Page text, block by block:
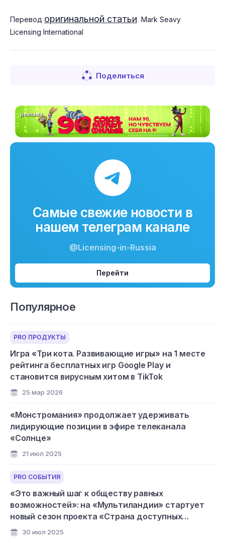
Перевод оригинальной статьи Mark Seavy
Licensing International
Поделиться
реклама
Самые свежие новости в
нашем телеграм канале
@Licensing-in-Russia
Перейти
Популярное
PRO ПРОДУКТЫ
Игра «Три кота. Развивающие игры» на 1 месте
рейтинга бесплатных игр Google Play и
становится вирусным хитом в TikTok
25 мар 2026
«Монстромания» продолжает удерживать
лидирующие позиции в эфире телеканала
«Солнце»
21 июл 2025
PRO СОБЫТИЯ
«Это важный шаг к обществу равных
возможностей»: на «Мультиландии» стартует
новый сезон проекта «Страна доступных
мультфильмов»
30 июл 2025